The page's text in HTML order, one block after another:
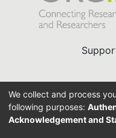
We collect and process
following purposes:
Acknowledgement and